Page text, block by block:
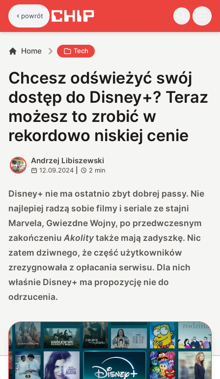
powrót
Home Tech
Chcesz odświeżyć swój
dostęp do Disney+? Teraz
możesz to zrobić w
rekordowo niskiej cenie
A
Andrzej Libiszewski
12.09.2024 2 min
Disney+ nie ma ostatnio zbyt dobrej passy. Nie
najlepiej radzą sobie filmy i seriale ze stajni
Marvela, Gwiezdne Wojny, po przedwczesnym
zakończeniuAkolitytakże mają zadyszkę. Nic
zatem dziwnego, że część użytkowników
zrezygnowała z opłacania serwisu. Dla nich
właśnie Disney+ ma propozycję nie do
odrzucenia.